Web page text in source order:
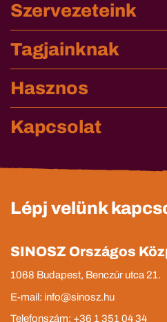
Szervezeteink
Tagjainknak
Hasznos
Kapcsolat
Lépj velünk
SINOSZ Országos
1068 Budapest, Benczúr utca 21.
E-mail: info@sinosz.hu
Telefonszám: +36 1 351 04 34